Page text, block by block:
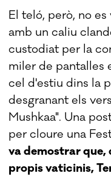
El teló, però, no
amb un caliu
custodiat per la
miler de pantalles
cel d'estiu dins la
desgranant els
Mushkaa". Una
per cloure una
va demostrar que,
propis vaticinis,